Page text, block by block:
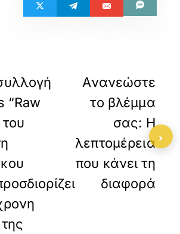
“Raw
Ανανεώστε
το βλέμμα
σας: Η
λεπτομέρεια
που κάνει τη
διαφορά
›